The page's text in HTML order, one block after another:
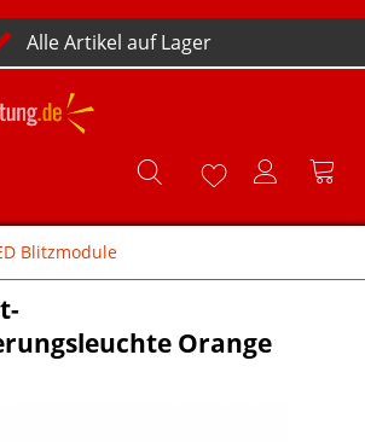
Alle Artikel auf Lager
Blitzmodule
Orange